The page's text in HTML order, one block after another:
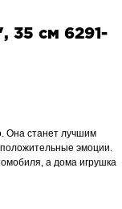
35 см 6291-
Она станет лучшим
эмоции.
а дома игрушка